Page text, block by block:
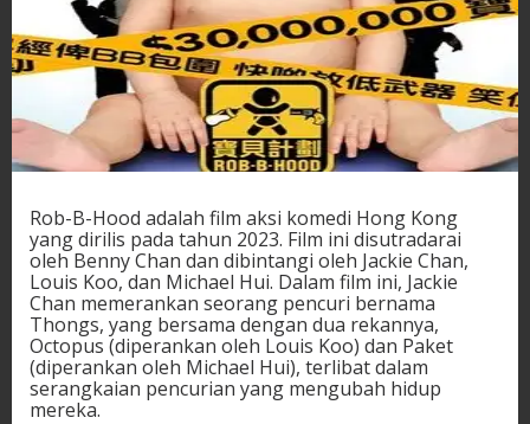
Rob-B-Hood adalah film aksi komedi Hong Kong
yang dirilis pada tahun 2023. Film ini disutradarai
oleh Benny Chan dan dibintangi oleh Jackie Chan,
Louis Koo, dan Michael Hui. Dalam film ini, Jackie
Chan memerankan seorang pencuri bernama
Thongs, yang bersama dengan dua rekannya,
Octopus (diperankan oleh Louis Koo) dan Paket
(diperankan oleh Michael Hui), terlibat dalam
serangkaian pencurian yang mengubah hidup
mereka.